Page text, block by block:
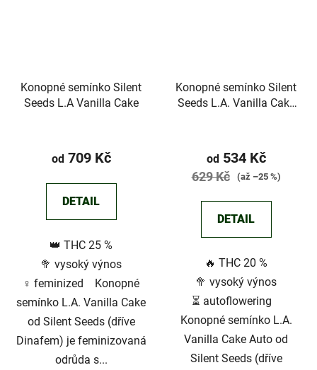
Konopné semínko Silent
Seeds L.A Vanilla Cake
od709 Kč
DETAIL
👑 THC 25 %
🥦 vysoký výnos
♀️ feminized Konopné
semínko L.A. Vanilla Cake
od Silent Seeds (dříve
Dinafem) je feminizovaná
odrůda s...
Konopné semínko Silent
Seeds L.A. Vanilla Cake
od534 Kč
629 Kč (až –25 %)
DETAIL
🔥 THC 20 %
🥦 vysoký výnos
⏳ autoflowering
Konopné semínko L.A.
Vanilla Cake Auto od
Silent Seeds (dříve